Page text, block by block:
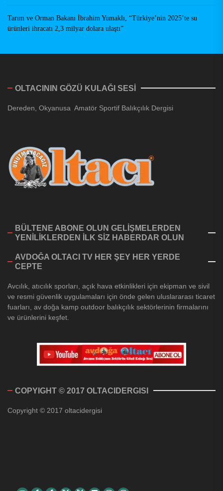
Tarım ve Orman Bakanı İbrahim Yumaklı, “Türkiye’nin 2025’te su
ürünleri ihracatı 2,3 milyar dolara ulaştı”
OLTACININ GÖZÜ KULAĞI SESİ
Dereden, Okyanusa Amatör Sportif Balıkçılık Dergisi
BÜLTENE ABONE OLUN GELİŞMELERDEN
YENİLİKLERDEN İLK SİZ HABERDAR OLUN
AVDOĞA OLTACI TV HER ŞEY HER YERDE
CEPTE
Avcılık, atıcılık sporları, açık hava etkinlikleri için ekipman ve sivil
ve resmi güvenlik uygulamaları için önde gelen uluslararası ticaret
fuarları, av doğa kamp outdoor balıkçılık sektörlerinin firmalarını
ve ürünlerini keşfet.
COPYIGHT © 2017 OLTACIDERGISI
Copyright © 2017 oltacidergisi